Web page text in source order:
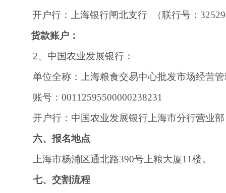
开户行：上海银行闸北支行 （联行号：
货款账户：
2、中国农业发展银行：
单位全称：上海粮食交易中心批发市场经营
账号：00112595500000238231
开户行：中国农业发展银行上海市分行营业部
六、报名地点
上海市杨浦区通北路390号上粮大厦1 1楼。
七、交割流程